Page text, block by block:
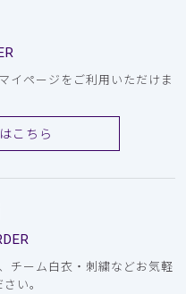
イページをご利用いただけま
こちら
チーム白衣・刺繍などお気軽
い。